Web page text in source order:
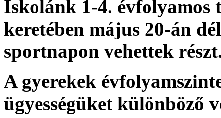
Iskolánk 1-4. évfolyamos
keretében május 20-án
sportnapon vehettek
A gyerekek
ügyességüket különböző